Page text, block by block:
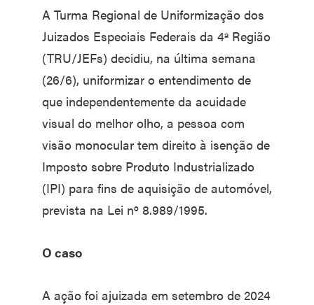
A Turma Regional de Uniformização dos
Juizados Especiais Federais da 4ª Região
(TRU/JEFs) decidiu, na última semana
(26/6), uniformizar o entendimento de
que independentemente da acuidade
visual do melhor olho, a pessoa com
visão monocular tem direito à isenção de
Imposto sobre Produto Industrializado
(IPI) para fins de aquisição de automóvel,
prevista na Lei nº 8.989/1995.
O caso
A ação foi ajuizada em setembro de 2024